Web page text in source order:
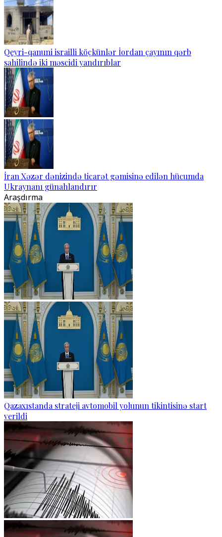
Qeyri-qanuni israilli köçkünlər İordan çayının qərb
sahilində iki məscidi yandırıblar
İran Xəzər dənizində ticarət gəmisinə edilən hücumda
Ukraynanı günahlandırır
Araşdırma
Qazaxıstanda strateji avtomobil yolunun tikintisinə start
verildi